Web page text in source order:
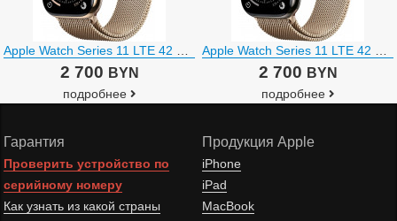
Apple Watch Series 11 LTE 42 мм (титановый корпус, золотистый/золотистый, миланская петля)
2 700 BYN
подробнее
Apple Watch Series 11 LTE 42 мм (титановый корпус, сланец/золотистый, миланская петля)
2 700 BYN
подробнее
Гарантия
Проверить устройство по
серийному номеру
Как узнать из какой страны
Продукция Apple
iPhone
iPad
MacBook